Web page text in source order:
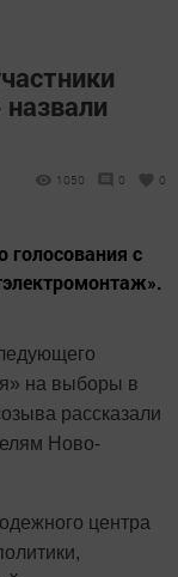
1050 0 0
голосования с
на выборы в
рассказали
Ново-
центра